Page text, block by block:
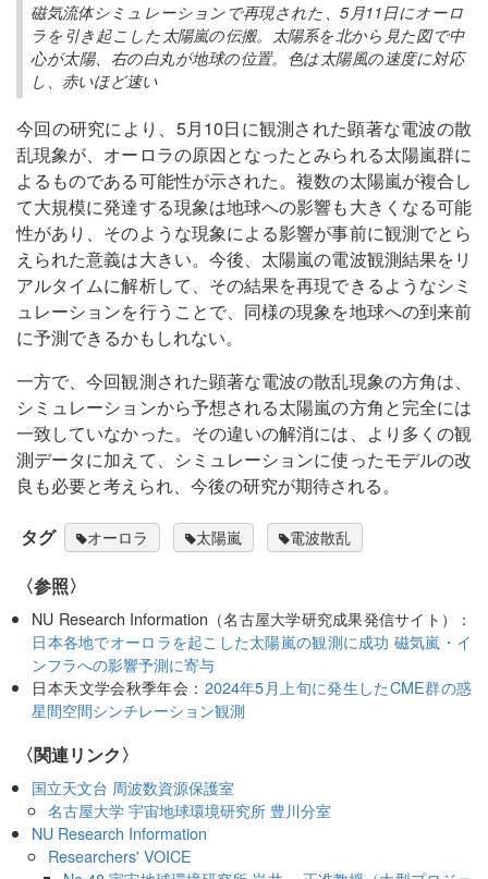
磁気流体シミュレーションで再現された、5月11日にオーロ
ラを引き起こした太陽嵐の伝搬。太陽系を北から見た図で中
心が太陽、右の白丸が地球の位置。色は太陽風の速度に対応
し、赤いほど速い
今回の研究により、5月10日に観測された顕著な電波の散
乱現象が、オーロラの原因となったとみられる太陽嵐群に
よるものである可能性が示された。複数の太陽嵐が複合し
て大規模に発達する現象は地球への影響も大きくなる可能
性があり、そのような現象による影響が事前に観測でとら
えられた意義は大きい。今後、太陽嵐の電波観測結果をリ
アルタイムに解析して、その結果を再現できるようなシミ
ュレーションを行うことで、同様の現象を地球への到来前
に予測できるかもしれない。
一方で、今回観測された顕著な電波の散乱現象の方角は、
シミュレーションから予想される太陽嵐の方角と完全には
一致していなかった。その違いの解消には、より多くの観
測データに加えて、シミュレーションに使ったモデルの改
良も必要と考えられ、今後の研究が期待される。
タグ オーロラ 太陽嵐 電波散乱
〈参照〉
NU Research Information（名古屋大学研究成果発信サイト）：
日本各地でオーロラを起こした太陽嵐の観測に成功 磁気嵐・イ
ンフラへの影響予測に寄与
日本天文学会秋季年会： 2024年5月上旬に発生したCME群の惑
星間空間シンチレーション観測
〈関連リンク〉
国立天文台 周波数資源保護室
名古屋大学 宇宙地球環境研究所 豊川分室
NU Research Information
Researchers' VOICE